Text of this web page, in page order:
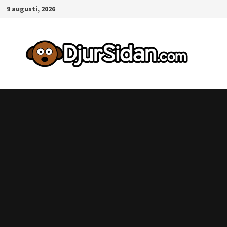
Hoppa
innehåll
9 augusti, 2026